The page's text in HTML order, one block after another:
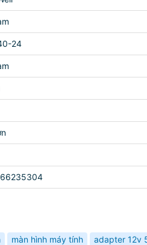
24
màn hình máy tính
adapter 12v